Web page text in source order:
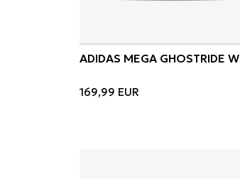
ADIDAS MEGA GHOSTRIDE W
169,99 EUR